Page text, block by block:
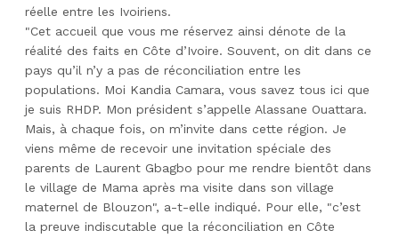
réelle entre les Ivoiriens.
"Cet accueil que vous me réservez ainsi dénote de la
réalité des faits en Côte d’Ivoire. Souvent, on dit dans ce
pays qu’il n’y a pas de réconciliation entre les
populations. Moi Kandia Camara, vous savez tous ici que
je suis RHDP. Mon président s’appelle Alassane Ouattara.
Mais, à chaque fois, on m’invite dans cette région. Je
viens même de recevoir une invitation spéciale des
parents de Laurent Gbagbo pour me rendre bientôt dans
le village de Mama après ma visite dans son village
maternel de Blouzon", a-t-elle indiqué. Pour elle, "c’est
la preuve indiscutable que la réconciliation en Côte